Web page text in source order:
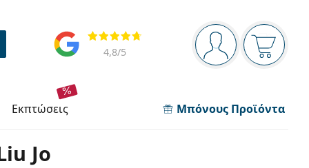
Πίνακας πλοήγησης
Είστε
Το
Αξιολογήσεις
4,8/5
εκπτώσεις Μπόνους Προϊόντα
Jo